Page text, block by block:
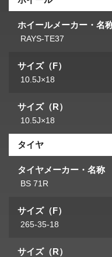
ホイールメーカー・名
RAYS-TE37
サイズ（F）
10.5J×18
サイズ（R）
10.5J×18
タイヤ
タイヤメーカー・名称
BS 71R
サイズ（F）
265-35-18
サイズ（R）